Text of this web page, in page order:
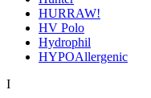
HURRAW!
HV Polo
Hydrophil
HYPOAllergenic
I